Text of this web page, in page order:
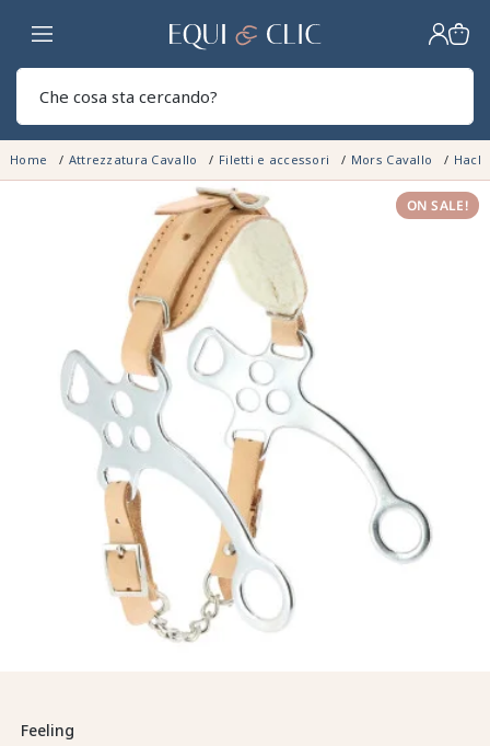
Casa
Home Attrezzatura Cavallo Filetti e accessori Mors Cavallo
ON SALE!
Feeling